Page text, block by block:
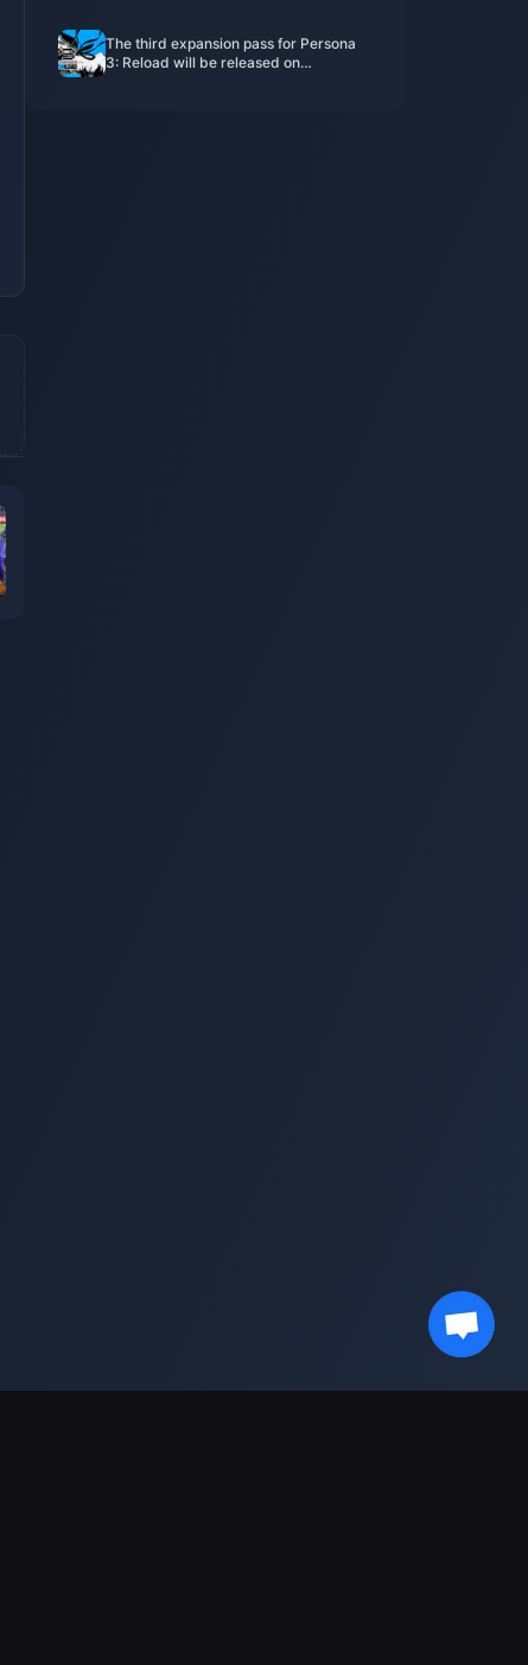
The third expansion pass for Persona
3: Reload will be released on